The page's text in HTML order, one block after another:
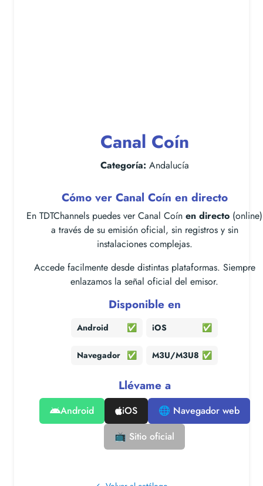
Canal Coín
Categoría: Andalucía
Cómo ver Canal Coín en directo
En TDTChannels puedes ver Canal Coín en directo (online)
a través de su emisión oficial, sin registros y sin
instalaciones complejas.
Accede facilmente desde distintas plataformas. Siempre
enlazamos la señal oficial del emisor.
Disponible en
Android ✅ iOS ✅
Navegador ✅ M3U/M3U8 ✅
Llévame a
Android iOS
🌐 Navegador web
📺 Sitio oficial